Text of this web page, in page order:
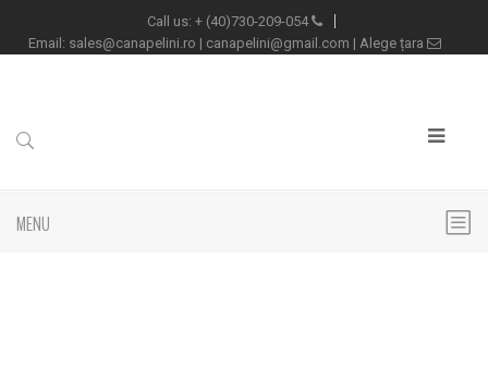
Call us:
+ (40)730-209-054
sales@canapelini.ro | canapelini@gmail.com | Alege țara
MENU